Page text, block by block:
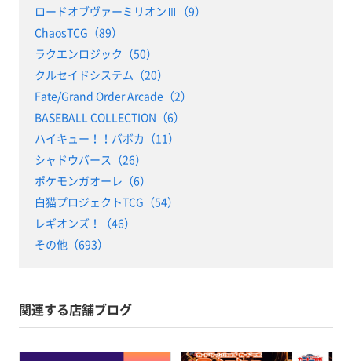
ロードオブヴァーミリオンⅢ（9）
ChaosTCG（89）
ラクエンロジック（50）
クルセイドシステム（20）
Fate/Grand Order Arcade（2）
BASEBALL COLLECTION（6）
ハイキュー！！バボカ（11）
シャドウバース（26）
ポケモンガオーレ（6）
白猫プロジェクトTCG（54）
レギオンズ！（46）
その他（693）
関連する店舗ブログ